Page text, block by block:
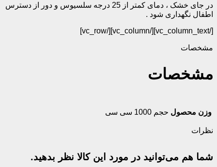
در جای خشک ، دمای کمتر از 25 درجه سلسیوس و دور از دسترس
اطفال نگهداری شود .‌
[/vc_column_text][/vc_column][/vc_row]
مشخصات
مشخصات
وزن محصول حجم 1000 سی سی
نظرات
شما هم می‌توانید در مورد این کالا نظر بدهید.